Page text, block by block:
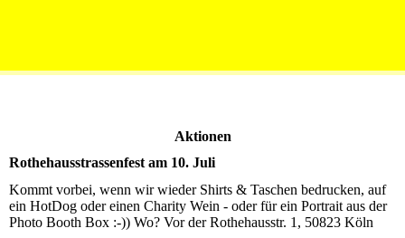
Aktionen
Rothehausstrassenfest am 10. Juli
Kommt vorbei, wenn wir wieder Shirts & Taschen bedrucken, auf
ein HotDog oder einen Charity Wein - oder für ein Portrait aus der
Photo Booth Box :-)) Wo? Vor der Rothehausstr. 1, 50823 Köln